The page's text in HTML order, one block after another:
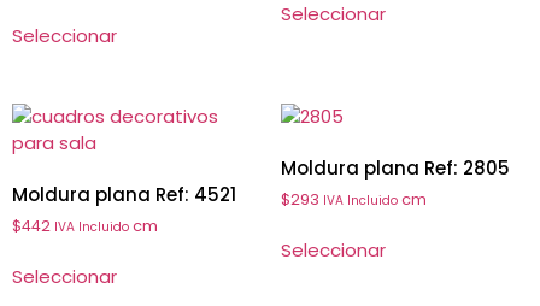
Seleccionar
Seleccionar
Moldura plana Ref: 4521
$442 IVA Incluido cm
Seleccionar
Moldura plana Ref: 2805
$293 IVA Incluidocm
Seleccionar